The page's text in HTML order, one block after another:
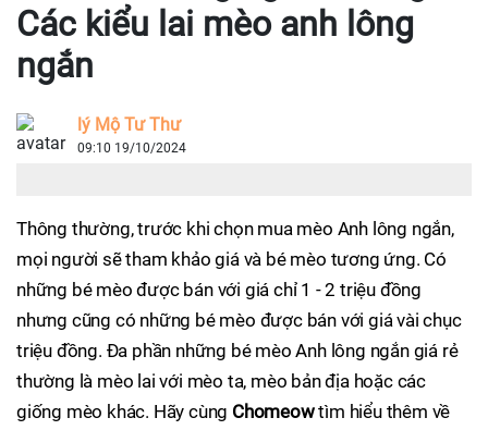
Các kiểu lai mèo anh lông
ngắn
lý Mộ Tư Thư
09:10 19/10/2024
Thông thường, trước khi chọn mua mèo Anh lông ngắn,
mọi người sẽ tham khảo giá và bé mèo tương ứng. Có
những bé mèo được bán với giá chỉ 1 - 2 triệu đồng
nhưng cũng có những bé mèo được bán với giá vài chục
triệu đồng. Đa phần những bé mèo Anh lông ngắn giá rẻ
thường là mèo lai với mèo ta, mèo bản địa hoặc các
giống mèo khác. Hãy cùng Chomeowtìm hiểu thêm về